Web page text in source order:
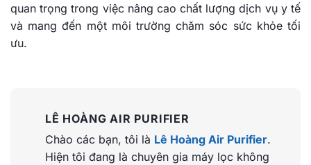
quan trọng trong việc nâng cao chất lượng dịch vụ y tế
và mang đến một môi trường chăm sóc sức khỏe tối
ưu.
LÊ HOÀNG AIR PURIFIER
Chào các bạn, tôi là Lê Hoàng Air Purifier.
Hiện tôi đang là chuyên gia máy lọc không